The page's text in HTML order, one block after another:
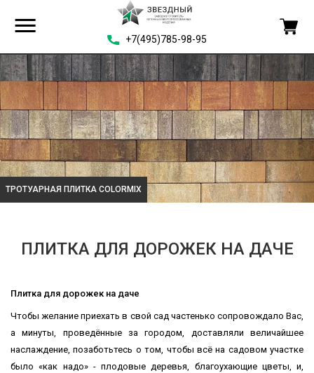
+7(495)785-98-95
ТРОТУАРНАЯ ПЛИТКА COLORMIX
ПЛИТКА ДЛЯ ДОРОЖЕК НА ДАЧЕ
Плитка для дорожек на даче
Чтобы желание приехать в свой сад частенько сопровождало Вас,
а минуты, проведённые за городом, доставляли величайшее
наслаждение, позаботьтесь о том, чтобы всё на садовом участке
было «как надо» - плодовые деревья, благоухающие цветы, и,